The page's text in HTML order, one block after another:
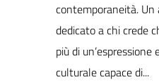
contemporaneità.
dedicato a chi crede
più di
culturale capace di...